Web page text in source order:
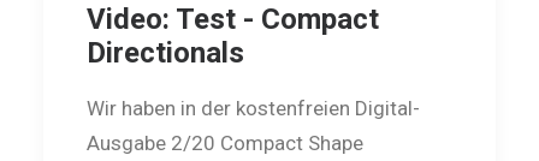
Video: Test - Compact
Directionals
Wir haben in der kostenfreien Digital-
Ausgabe 2/20 Compact Shape